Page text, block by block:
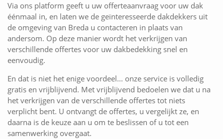
Via ons platform geeft u uw offerteaanvraag voor uw dak
éénmaal in, en laten we de geïnteresseerde dakdekkers uit
de omgeving van Breda u contacteren in plaats van
andersom. Op deze manier wordt het verkrijgen van
verschillende offertes voor uw dakbedekking snel en
eenvoudig.
En dat is niet het enige voordeel... onze service is volledig
gratis en vrijblijvend. Met vrijblijvend bedoelen we dat u na
het verkrijgen van de verschillende offertes tot niets
verplicht bent. U ontvangt de offertes, u vergelijkt ze, en
daarna is de keuze aan u om te beslissen of u tot een
samenwerking overgaat.